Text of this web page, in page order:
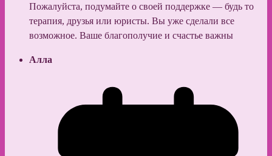
Пожалуйста, подумайте о своей поддержке — будь то
терапия, друзья или юристы. Вы уже сделали все
возможное. Ваше благополучие и счастье важны
Алла